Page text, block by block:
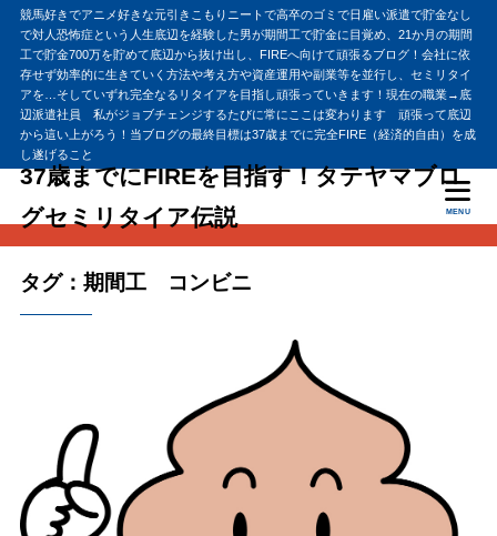
競馬好きでアニメ好きな元引きこもりニートで高卒のゴミで日雇い派遣で貯金なし
で対人恐怖症という人生底辺を経験した男が期間工で貯金に目覚め、21か月の期間
工で貯金700万を貯めて底辺から抜け出し、FIREへ向けて頑張るブログ！会社に依
存せず効率的に生きていく方法や考え方や資産運用や副業等を並行し、セミリタイ
アを…そしていずれ完全なるリタイアを目指し頑張っていきます！現在の職業→底
辺派遣社員 私がジョブチェンジするたびに常にここは変わります 頑張って底辺
から這い上がろう！当ブログの最終目標は37歳までに完全FIRE（経済的自由）を成
し遂げること
37歳までにFIREを目指す！タテヤマブロ
グセミリタイア伝説
MENU
タグ：期間工 コンビニ